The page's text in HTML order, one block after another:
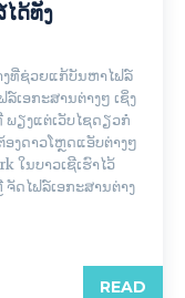
ໄດ້ທັງ
ງທີ່ຊ່ວຍແກ້ບັນຫາໄຟລ໌
ເອກະສານຕ່າງໆ ເຊິ່ງ
ພຽງແຕ່ເວັບໄຊດຽວກໍ
ງດາວໂຫຼດແອັບຕ່າງໆ
ໃນບາວເຊີເຮົາໄວ້
ດໄຟລ໌ເອກະສານຕ່າງ
READ